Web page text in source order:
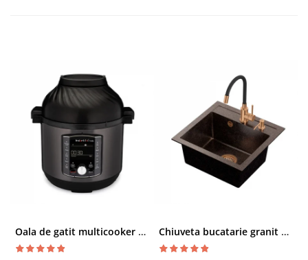
Oala de gatit multicooker 11 functii Instant Pot Pro Crisp 8 + Air Fryer 7.6 lt Chiuveta bucatarie granit cu finisaj negru perlat/cupru Steingran Art Copper cu dozator si baterie Quadron